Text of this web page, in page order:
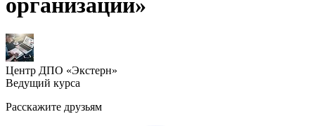
организации»
Центр ДПО «Экстерн»
Ведущий курса
Расскажите друзьям